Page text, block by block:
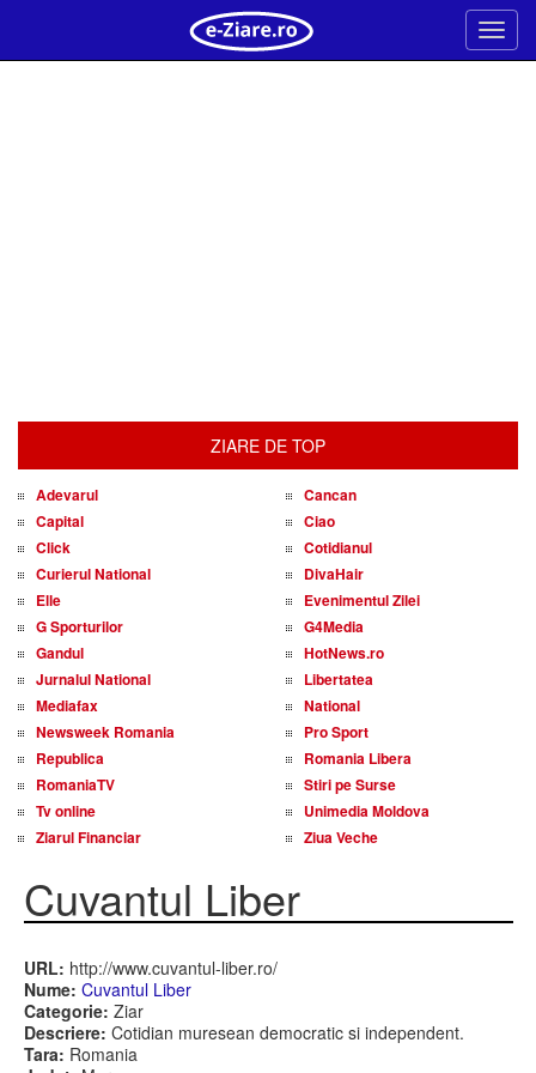
Meniu
ZIARE DE TOP
Adevarul
Cancan
Capital
Ciao
Click
Cotidianul
Curierul National
DivaHair
Elle
Evenimentul Zilei
G Sporturilor
G4Media
Gandul
HotNews.ro
Jurnalul National
Libertatea
Mediafax
National
Newsweek Romania
Pro Sport
Republica
Romania Libera
RomaniaTV
Stiri pe Surse
Tv online
Unimedia Moldova
Ziarul Financiar
Ziua Veche
Cuvantul Liber
URL: http://www.cuvantul-liber.ro/
Nume: Cuvantul Liber
Categorie: Ziar
Descriere: Cotidian muresean democratic si independent.
Tara: Romania